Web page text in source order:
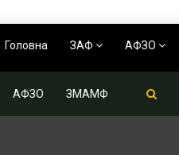
Головна ЗАФ АФЗО
АФЗО ЗМАМФ